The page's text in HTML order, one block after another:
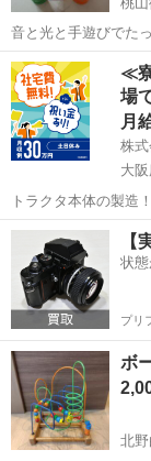
音と光と手遊びでた
す。 遊びながらつかまり立ちを
かえすとテーブルと
けられますが使用す
京都 京都市
≪
場
月
株
大
トラクタ本体の製造
例29万円以上！生活
無料＆備品付き1R
◎《大
大阪 堺市
【
状
プリ
ボ
北